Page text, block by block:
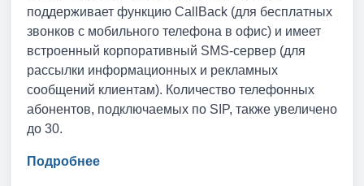
поддерживает функцию CallBack (для бесплатных
звонков с мобильного телефона в офис) и имеет
встроенный корпоративный SMS-сервер (для
рассылки информационных и рекламных
сообщений клиентам). Количество телефонных
абонентов, подключаемых по SIP, также увеличено
до 30.
Подробнее